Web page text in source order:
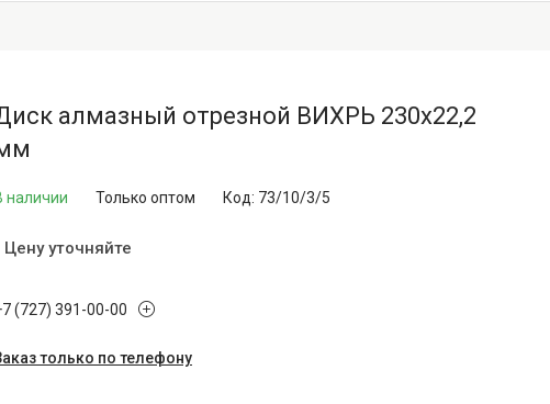
алмазный отрезной ВИХРЬ 230х22,2
наличии Только оптом Код: 73/10/3/5
Цену уточняйте
(727) 391-00-00
только по телефону